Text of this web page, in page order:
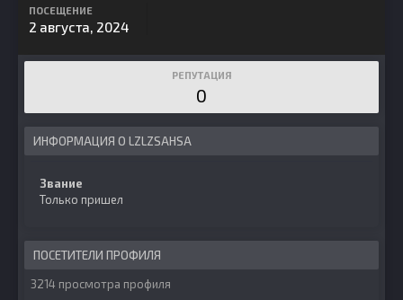
ПОСЕЩЕНИЕ
2 августа, 2024
РЕПУТАЦИЯ
0
ИНФОРМАЦИЯ О LZLZSAHSA
Звание
Только пришел
ПОСЕТИТЕЛИ ПРОФИЛЯ
3214 просмотра профиля